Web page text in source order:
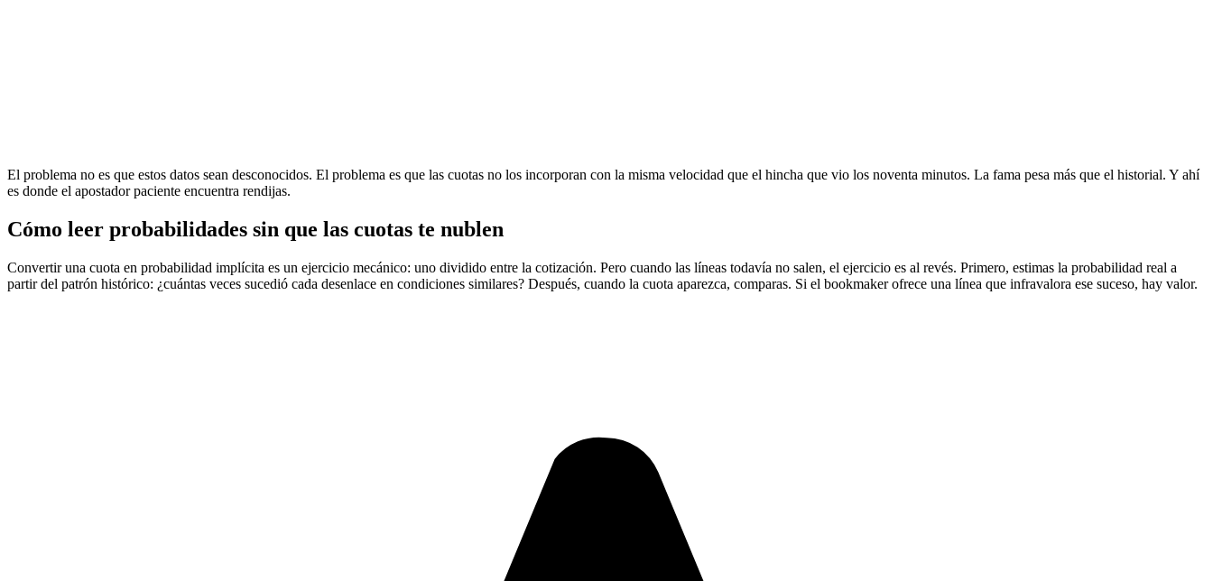
El problema no es que estos datos sean desconocidos. El problema es que las cuotas no los incorporan con la misma velocidad que el hincha que vio los noventa minutos. La fama pesa más que el historial. Y ahí
es donde el apostador paciente encuentra rendijas.
Cómo leer probabilidades sin que las cuotas te nublen
Convertir una cuota en probabilidad implícita es un ejercicio mecánico: uno dividido entre la cotización. Pero cuando las líneas todavía no salen, el ejercicio es al revés. Primero, estimas la probabilidad real a
partir del patrón histórico: ¿cuántas veces sucedió cada desenlace en condiciones similares? Después, cuando la cuota aparezca, comparas. Si el bookmaker ofrece una línea que infravalora ese suceso, hay valor.